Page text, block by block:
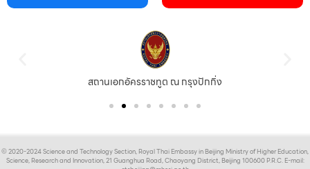
สถานเอกอัครราชทูต ณ กรุงปักกิ่ง
© 2020-2024 Science and Technology Section, Royal Thai Embassy in Beijing Ministry of Higher Education,
Science, Research and Innovation, 21 Guanghua Road, Chaoyang District, Beijing 100600 P.R.C. E-mail: